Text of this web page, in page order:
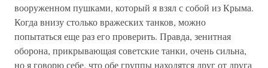
вооруженном пушками, который я взял с собой из Крыма.
Когда внизу столько вражеских танков, можно
попытаться еще раз его проверить. Правда, зенитная
оборона, прикрывающая советские танки, очень сильна,
но я говорю себе, что обе группы находятся друг от друга